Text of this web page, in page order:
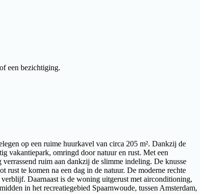
een bezichtiging.
op een ruime huurkavel van circa 205 m². Dankzij de
vakantiepark, omringd door natuur en rust. Met een
ruim aan dankzij de slimme indeling. De knusse
te komen na een dag in de natuur. De moderne rechte
Daarnaast is de woning uitgerust met airconditioning,
in het recreatiegebied Spaarnwoude, tussen Amsterdam,